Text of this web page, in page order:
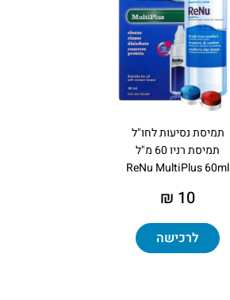
תמיסת נסיעות לחו"ל
תמיסת רניו 60 מ"ל
ReNu MultiPlus 60ml
10 ₪
לרכישה